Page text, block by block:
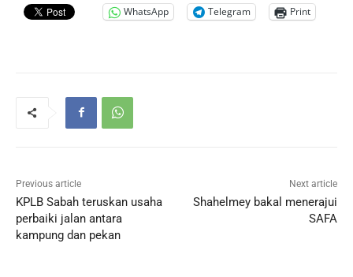
WhatsApp Telegram Print
Previous article
KPLB Sabah teruskan usaha
perbaiki jalan antara
kampung dan pekan
Next article
Shahelmey bakal menerajui
SAFA